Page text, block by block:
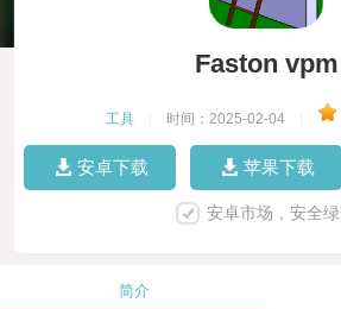
Faston vpm
工具 时间：2025-02-04
安卓下载 苹果下载
安卓市场，安全
简介